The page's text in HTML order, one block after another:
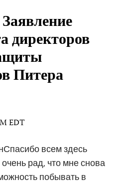
директоров
Питера
EDT
всем здесь
рад, что мне снова
побывать в